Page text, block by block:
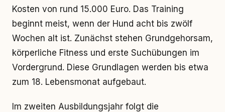
Kosten von rund 15.000 Euro. Das Training
beginnt meist, wenn der Hund acht bis zwölf
Wochen alt ist. Zunächst stehen Grundgehorsam,
körperliche Fitness und erste Suchübungen im
Vordergrund. Diese Grundlagen werden bis etwa
zum 18. Lebensmonat aufgebaut.
Im zweiten Ausbildungsjahr folgt die